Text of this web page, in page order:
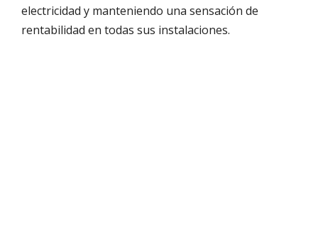
electricidad y manteniendo una sensación de
rentabilidad en todas sus instalaciones.